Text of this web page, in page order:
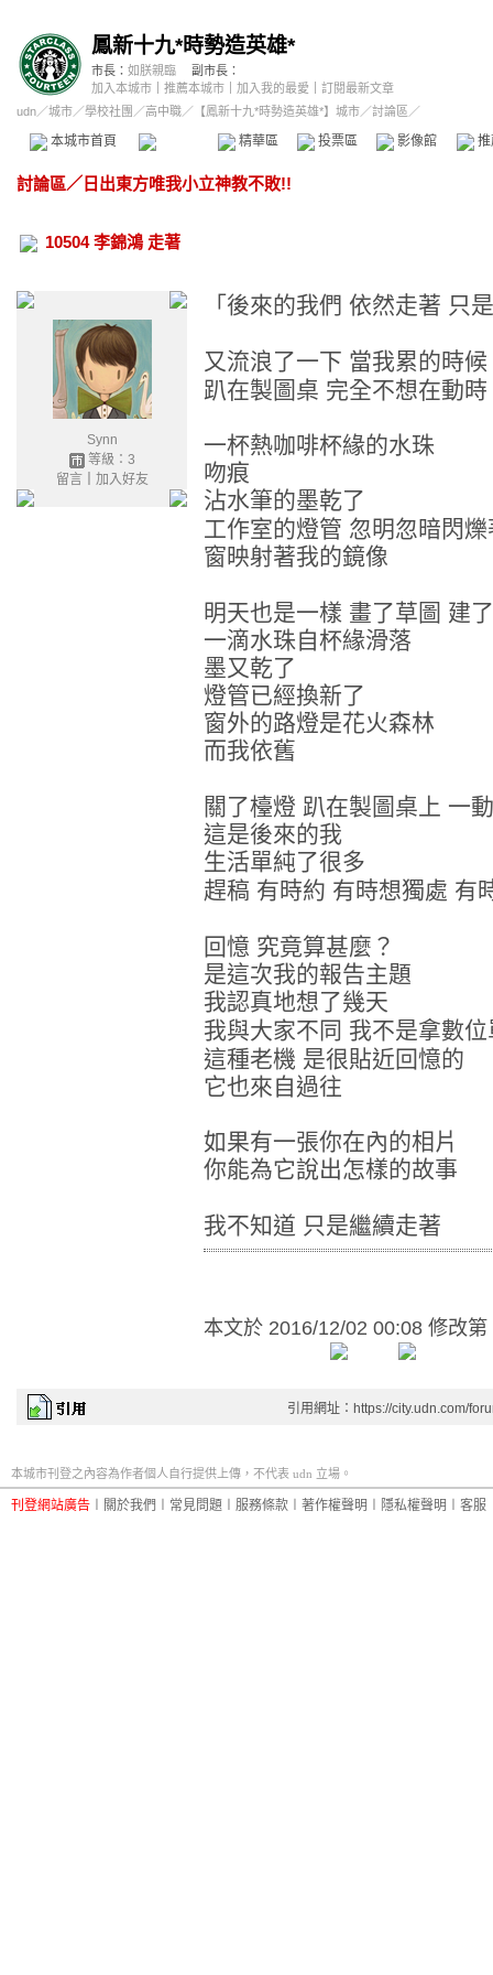
鳳新十九*時勢造英雄*
市長： 如朕親臨
副市長：
加入本城市
推薦本城市 加入我的最愛
訂閱最新文章
udn／城市／學校社團 ／高中職／ 【鳳新十九*時勢造英雄*】城市／討論區／
本城市首頁 精華區 投票區 影像館
討論區／ 日出東方唯我小立神教不敗!!
10504 李錦鴻 走著
Synn
等級：3
留言｜ 加入好友
「 後來的我們 依然走著 只
又流浪了一下 當我累的時候
趴在製圖桌 完全不想在動時
一杯熱咖啡杯緣的水珠
吻痕
沾水筆的墨乾了
工作室的燈管 忽明忽暗閃爍
窗映射著我的鏡像
明天也是一樣 畫了草圖 建
一滴水珠自杯緣滑落
墨又乾了
燈管已經換新了
窗外的路燈是花火森林
而我依舊
關了檯燈 趴在製圖桌上 一
這是後來的我
生活單純了很多
趕稿 有時約 有時想獨處 有
回憶 究竟算甚麼 ？
是這次我的報告主題
我認真地想了幾天
我與大家不同 我不是拿數
這種老機 是很貼近回憶的
它也來自過往
如果有一張你在內的相片
你能為它說出怎樣的故事
我不知道 只是繼續走著
本文於 2016/12/02 00:08 修改第
引用網址：https://city.udn.com/
本城市刊登之內容為作者個人自行提供上傳，不代表 udn 立場。
刊登網站廣告 關於我們 常見問題 服務條款 著作權聲明 隱私權聲明 客服